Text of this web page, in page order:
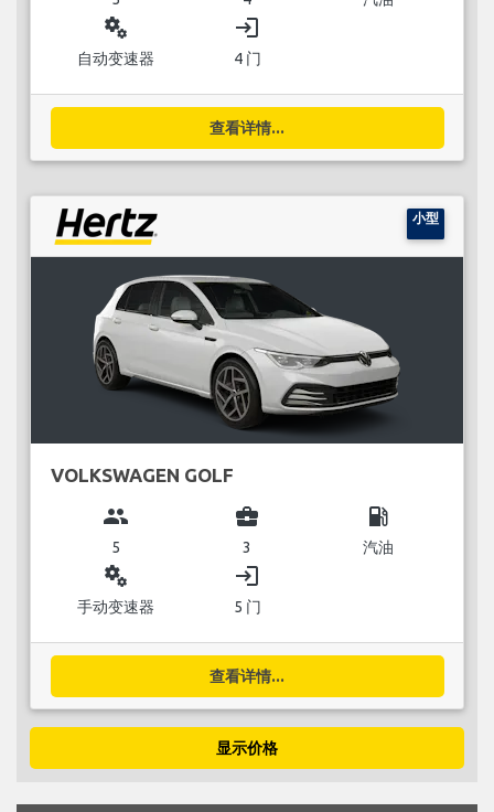
miscellaneous_services
自动变速器
login
4 门
查看详情...
小型
VOLKSWAGEN GOLF
group
5
business_center
3
local_gas_station
汽油
miscellaneous_services
手动变速器
login
5 门
查看详情...
显示价格